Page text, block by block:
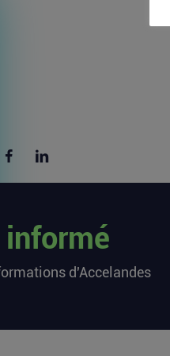
Partager sur Facebook
informé
d'Accelandes